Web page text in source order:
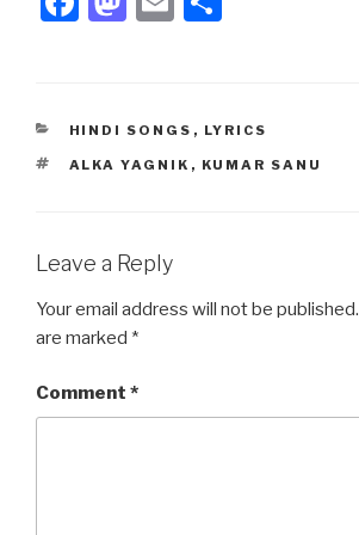
e
b
k
o
d
e
CATEGORIES
HINDI SONGS , LYRICS
TAGS
ALKA YAGNIK , KUMAR SANU
Leave a Reply
Your email address will not be published.
are marked *
Comment *